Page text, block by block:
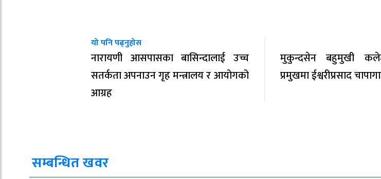
यो पनि पढ्नुहोस
नारायणी आसपासका बासिन्दालाई उच्च
सतर्कता अपनाउन गृह मन्त्रालय र आयोगको
आग्रह
मुकुन्दसेन बहुमुखी
प्रमुखमा ईश्वरीप्रसाद
सम्बन्धित खवर